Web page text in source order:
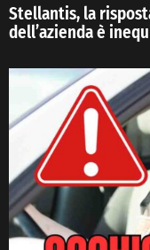
Stellantis, la
dell’azienda è